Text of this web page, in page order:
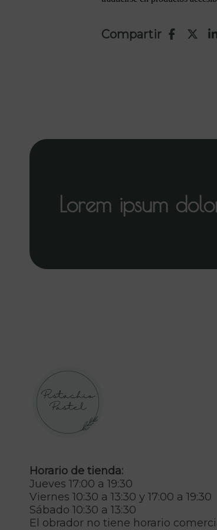
Compartir
Lorem ipsum
Horario de tienda:
Jueves 17:00 a 19:30
Viernes 10:30 a 13:30 y 17:00 a 19:30
Sábado 10:30 a 13:30
El obrador no tiene horario